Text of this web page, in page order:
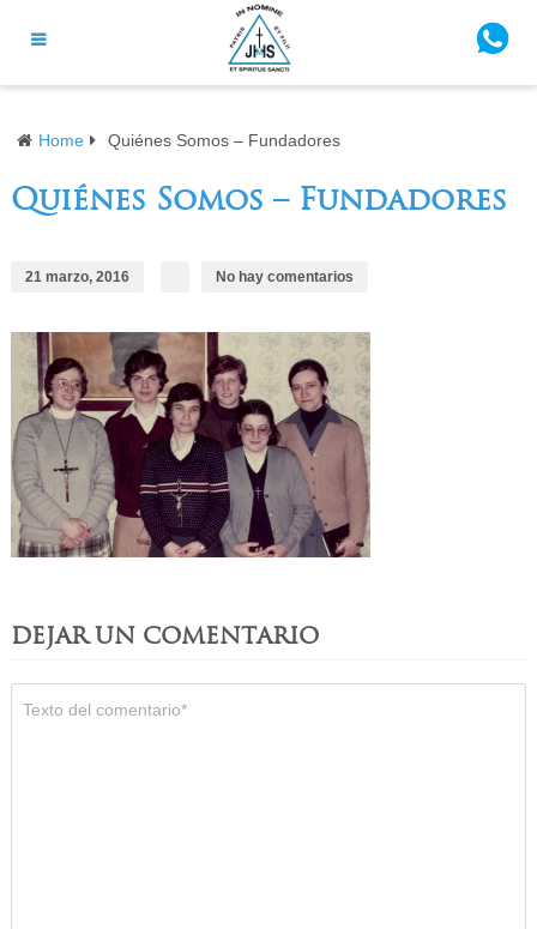
Home Quiénes Somos – Fundadores
Quiénes Somos – Fundadores
21 marzo, 2016 No hay comentarios
DEJAR UN COMENTARIO